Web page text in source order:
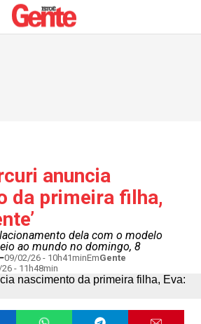
anuncia
da primeira filha,
dela com o modelo
ao mundo no domingo, 8
09/02/26 - 10h41minEmGente
- 11h48min